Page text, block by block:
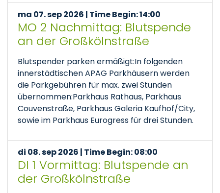
ma 07. sep 2026 | Time Begin: 14:00
MO 2 Nachmittag: Blutspende
an der Großkölnstraße
Blutspender parken ermäßigt:In folgenden
innerstädtischen APAG Parkhäusern werden
die Parkgebühren für max. zwei Stunden
übernommen:Parkhaus Rathaus, Parkhaus
Couvenstraße, Parkhaus Galeria Kaufhof/City,
sowie im Parkhaus Eurogress für drei Stunden.
di 08. sep 2026 | Time Begin: 08:00
DI 1 Vormittag: Blutspende an
der Großkölnstraße